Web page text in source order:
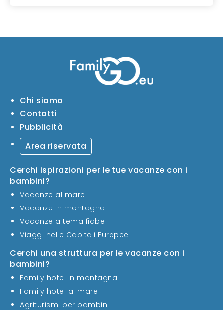
Chi siamo
Contatti
Pubblicità
Area riservata
Cerchi ispirazioni per le tue vacanze con i
bambini?
Vacanze al mare
Vacanze in montagna
Vacanze a tema fiabe
Viaggi nelle Capitali Europee
Cerchi una struttura per le vacanze con i
bambini?
Family hotel in montagna
Family hotel al mare
Agriturismi per bambini